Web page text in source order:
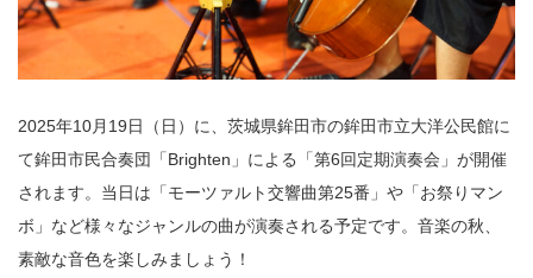
2025年10月19日（日）に、茨城県鉾田市の鉾田市立大洋公民館に
て鉾田市民合奏団「Brighten」による「第6回定期演奏会」が開催
されます。当日は「モーツァルト交響曲第25番 」や「お祭りマン
ボ」など様々なジャンルの曲が演奏される予定です。音楽の秋、
素敵な音色を楽しみましょう！